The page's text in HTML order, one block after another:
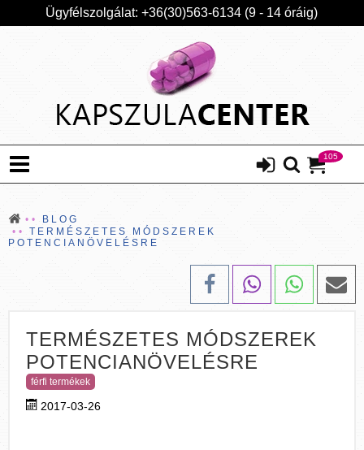
Ügyfélszolgálat: +36(30)563-6134 (9 - 14 óráig)
105
BLOG
TERMÉSZETES MÓDSZEREK
POTENCIANÖVELÉSRE
TERMÉSZETES MÓDSZEREK
POTENCIANÖVELÉSRE
férfi termékek
2017-03-26